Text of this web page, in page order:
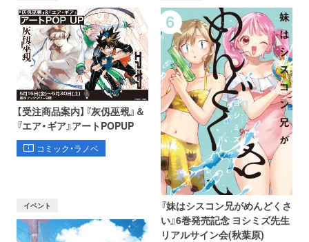
【受注商品案内】『灰仭巫覡』＆
『エア・ギア』アートPOPUP
コミック・ラノベ
『妹はシスコン兄がめんどくさ
い』6巻発売記念 ヨシミズ先生
リアルサイン会(秋葉原)
イベント